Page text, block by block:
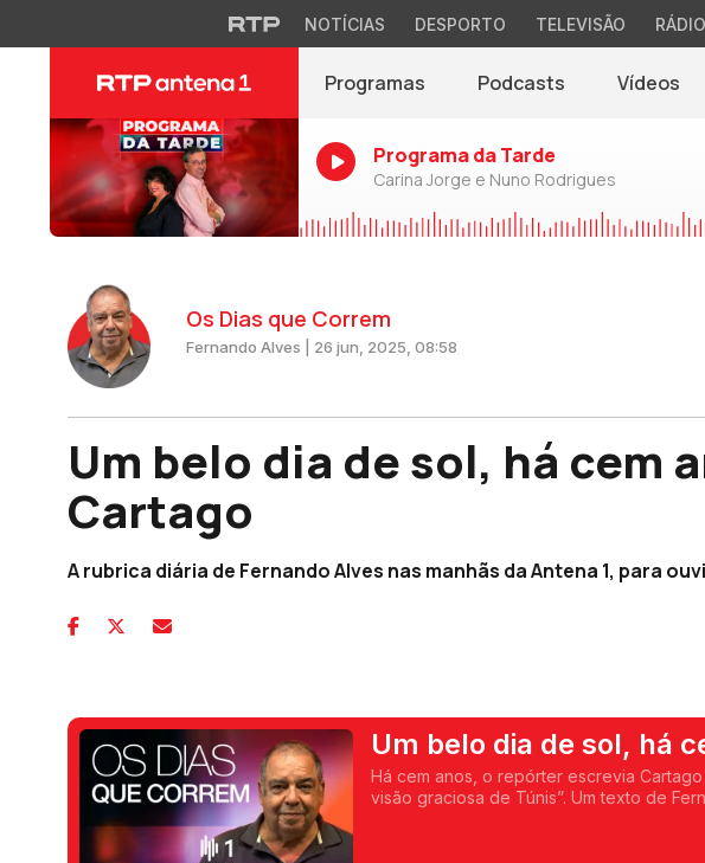
NOTÍCIAS DESPORTO TELEVISÃO RÁDIO
Programas Podcasts Vídeos
Programa da Tarde
Carina Jorge e Nuno Rodrigues
Os Dias que Correm
Fernando Alves | 26 jun, 2025, 08:58
Um belo dia de sol, há cem
Cartago
A rubrica diária de Fernando Alves nas manhãs da Antena 1, para
Um belo dia de sol, há
Há cem anos, o repórter escrevia
visão graciosa de Túnis”. Um